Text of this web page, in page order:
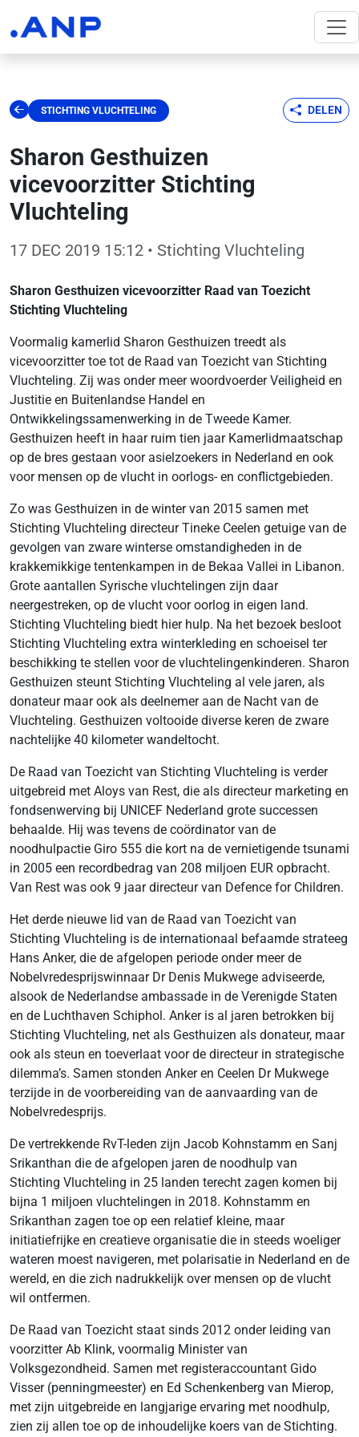
STICHTING VLUCHTELING DELEN
Sharon Gesthuizen
vicevoorzitter Stichting
Vluchteling
17 DEC 2019 15:12 • Stichting Vluchteling
Sharon Gesthuizen vicevoorzitter Raad van Toezicht
Stichting Vluchteling
Voormalig kamerlid Sharon Gesthuizen treedt als
vicevoorzitter toe tot de Raad van Toezicht van Stichting
Vluchteling. Zij was onder meer woordvoerder Veiligheid en
Justitie en Buitenlandse Handel en
Ontwikkelingssamenwerking in de Tweede Kamer.
Gesthuizen heeft in haar ruim tien jaar Kamerlidmaatschap
op de bres gestaan voor asielzoekers in Nederland en ook
voor mensen op de vlucht in oorlogs- en conflictgebieden.
Zo was Gesthuizen in de winter van 2015 samen met
Stichting Vluchteling directeur Tineke Ceelen getuige van de
gevolgen van zware winterse omstandigheden in de
krakkemikkige tentenkampen in de Bekaa Vallei in Libanon.
Grote aantallen Syrische vluchtelingen zijn daar
neergestreken, op de vlucht voor oorlog in eigen land.
Stichting Vluchteling biedt hier hulp. Na het bezoek besloot
Stichting Vluchteling extra winterkleding en schoeisel ter
beschikking te stellen voor de vluchtelingenkinderen. Sharon
Gesthuizen steunt Stichting Vluchteling al vele jaren, als
donateur maar ook als deelnemer aan de Nacht van de
Vluchteling. Gesthuizen voltooide diverse keren de zware
nachtelijke 40 kilometer wandeltocht.
De Raad van Toezicht van Stichting Vluchteling is verder
uitgebreid met Aloys van Rest, die als directeur marketing en
fondsenwerving bij UNICEF Nederland grote successen
behaalde. Hij was tevens de coördinator van de
noodhulpactie Giro 555 die kort na de vernietigende tsunami
in 2005 een recordbedrag van 208 miljoen EUR opbracht.
Van Rest was ook 9 jaar directeur van Defence for Children.
Het derde nieuwe lid van de Raad van Toezicht van
Stichting Vluchteling is de internationaal befaamde strateeg
Hans Anker, die de afgelopen periode onder meer de
Nobelvredesprijswinnaar Dr Denis Mukwege adviseerde,
alsook de Nederlandse ambassade in de Verenigde Staten
en de Luchthaven Schiphol. Anker is al jaren betrokken bij
Stichting Vluchteling, net als Gesthuizen als donateur, maar
ook als steun en toeverlaat voor de directeur in strategische
dilemma’s. Samen stonden Anker en Ceelen Dr Mukwege
terzijde in de voorbereiding van de aanvaarding van de
Nobelvredesprijs.
De vertrekkende RvT-leden zijn Jacob Kohnstamm en Sanj
Srikanthan die de afgelopen jaren de noodhulp van
Stichting Vluchteling in 25 landen terecht zagen komen bij
bijna 1 miljoen vluchtelingen in 2018. Kohnstamm en
Srikanthan zagen toe op een relatief kleine, maar
initiatiefrijke en creatieve organisatie die in steeds woeliger
wateren moest navigeren, met polarisatie in Nederland en de
wereld, en die zich nadrukkelijk over mensen op de vlucht
wil ontfermen.
De Raad van Toezicht staat sinds 2012 onder leiding van
voorzitter Ab Klink, voormalig Minister van
Volksgezondheid. Samen met registeraccountant Gido
Visser (penningmeester) en Ed Schenkenberg van Mierop,
met zijn uitgebreide en langjarige ervaring met noodhulp,
zien zij allen toe op de inhoudelijke koers van de Stichting.